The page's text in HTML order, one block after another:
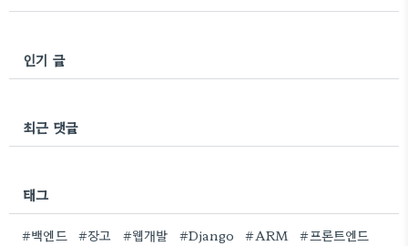
인기 글
최근 댓글
태그
#백엔드 #장고 #웹개발 #Django #ARM #프론트엔드